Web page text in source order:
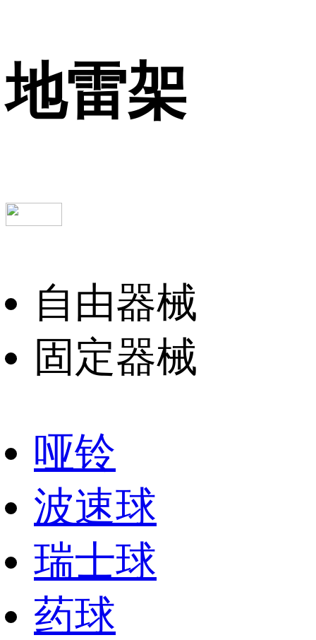
地雷架
自由器械
固定器械
哑铃
波速球
瑞士球
药球